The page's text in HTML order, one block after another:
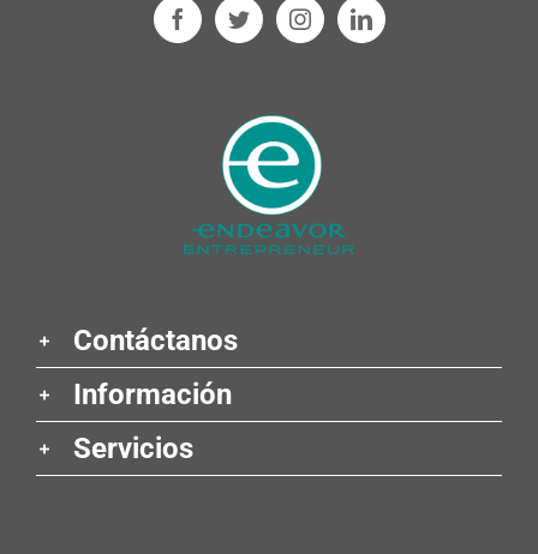
Contáctanos
Información
Servicios